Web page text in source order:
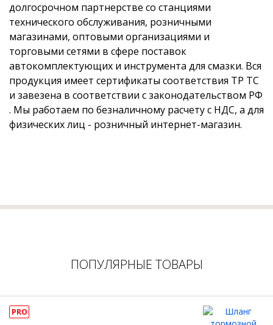
долгосрочном партнерстве со станциями
технического обслуживания, розничными
магазинами, оптовыми организациями и
торговыми сетями в сфере поставок
автокомплектующих и инструмента для смазки. Вся
продукция имеет сертификаты соответствия ТР ТС
и завезена в соответствии с законодательством РФ
. Мы работаем по безналичному расчету с НДС, а для
физических лиц - розничный интернет-магазин.
ПОПУЛЯРНЫЕ ТОВАРЫ
PRO